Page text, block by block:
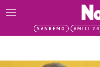
SANREMO AMICI 24